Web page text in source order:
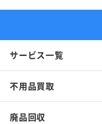
サービス一覧
不用品買取
廃品回収